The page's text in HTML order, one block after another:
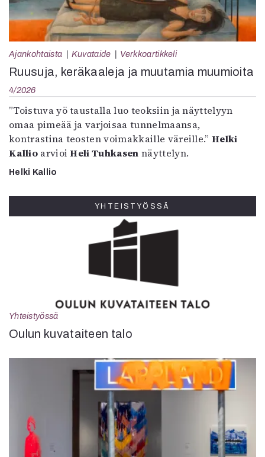
Ajankohtaista Kuvataide Verkkoartikkeli
Ruusuja, keräkaaleja ja muutamia muumioita
4/2026
”Toistuva yö taustalla luo teoksiin ja näyttelyyn
omaa pimeää ja varjoisaa tunnelmaansa,
kontrastina teosten voimakkaille väreille.”Helki
KallioarvioiHeli Tuhkasen näyttelyn.
Helki Kallio
YHTEISTYÖSSÄ
Yhteistyössä
Oulun kuvataiteen talo